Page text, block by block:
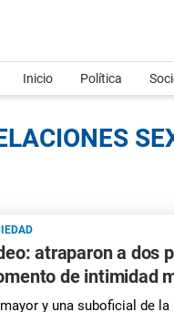
Inicio Política
atraparon a dos
de intimidad
y una suboficial de